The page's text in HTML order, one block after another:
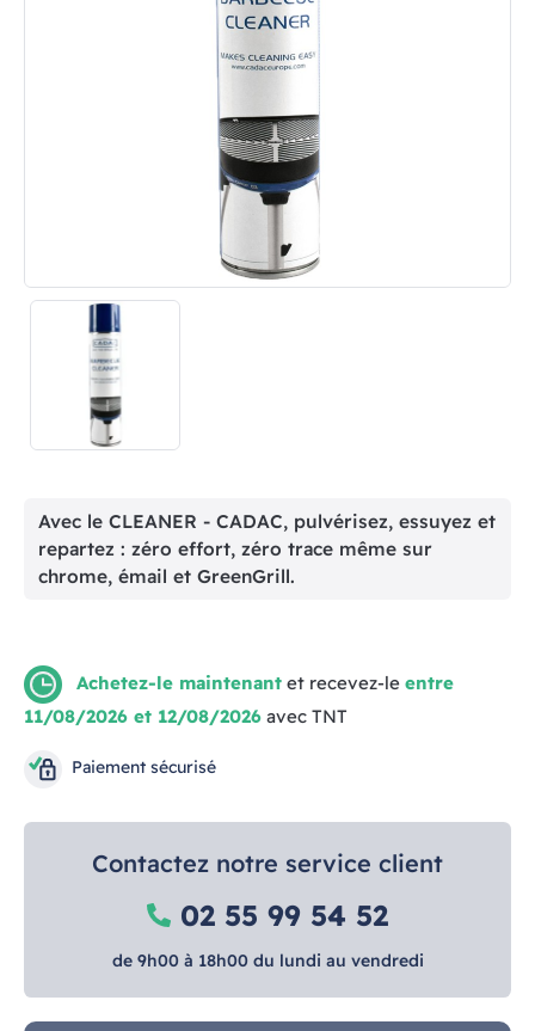
Avec le CLEANER - CADAC, pulvérisez, essuyez et
repartez : zéro effort, zéro trace même sur
chrome, émail et GreenGrill.
Achetez-le maintenant et recevez-le entre
11/08/2026 et 12/08/2026 avec TNT
Paiement sécurisé
Contactez notre service client
02 55 99 54 52
de 9h00 à 18h00 du lundi au vendredi